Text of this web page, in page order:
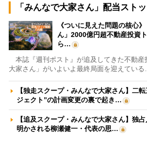
「みんなで大家さん」配当スト
《ついに見えた問題の核心
ん」2000億円超不動産投資
ら…
本誌『週刊ポスト』が追及してきた不動産
大家さん」がいよいよ最終局面を迎えている…
【独走スクープ・みんなで大家さん】二
ジェクト”の計画変更の裏で起き…
【追及スクープ・みんなで大家さん】独
明かされる柳瀬健一・代表の思…